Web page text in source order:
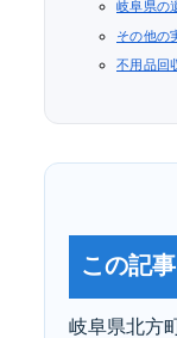
岐阜県の
その他の
不用品回
この記
岐阜県北方